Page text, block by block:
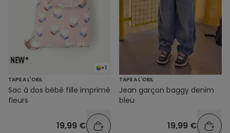
+1
TAPE A L'OEIL
Sac à dos bébé fille imprimé
fleurs
19,99 €
TAPE A L'OEIL
Jean garçon baggy denim
bleu
19,99 €